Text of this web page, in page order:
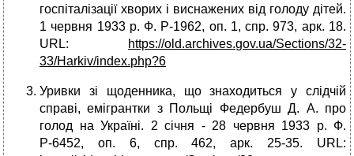
госпіталізації хворих і виснажених від голоду дітей.
1 червня 1933 р. Ф. Р-1962, оп. 1, спр. 973, арк. 18.
URL:
https://old.archives.gov.ua/Sections/32-
33/Harkiv/index.php?6
Уривки зі щоденника, що знаходиться у слідчій
справі, емігрантки з Польщі Федербуш Д. А. про
голод на Україні. 2 січня - 28 червня 1933 р. Ф.
Р-6452, оп. 6, спр. 462, арк. 25-35. URL: